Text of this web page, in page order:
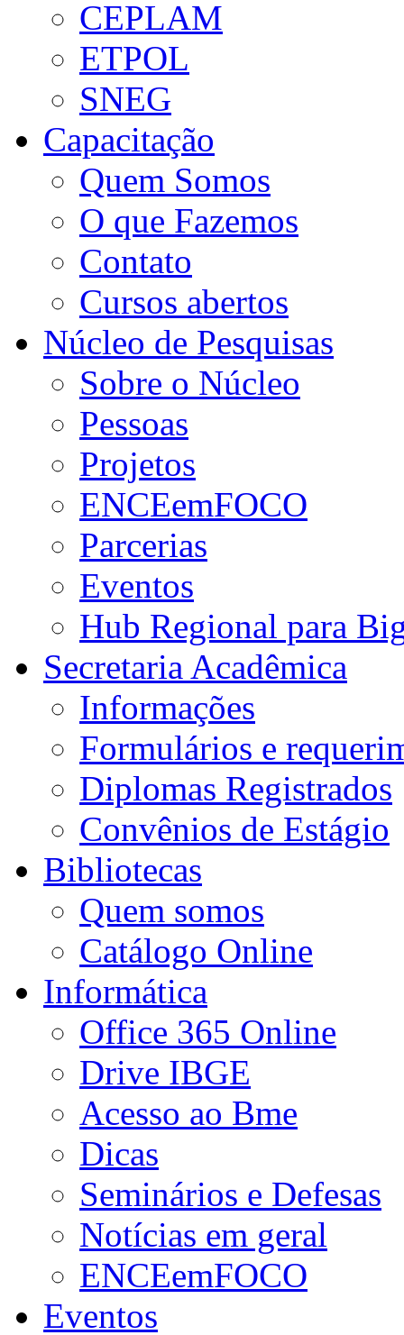
CEPLAM
ETPOL
SNEG
Capacitação
Quem Somos
O que Fazemos
Contato
Cursos abertos
Núcleo de Pesquisas
Sobre o Núcleo
Pessoas
Projetos
ENCEemFOCO
Parcerias
Eventos
Hub Regional para
Secretaria Acadêmica
Informações
Formulários e
Diplomas Registrados
Convênios de Estágio
Bibliotecas
Quem somos
Catálogo Online
Informática
Office 365 Online
Drive IBGE
Acesso ao Bme
Dicas
Seminários e Defesas
Notícias em geral
ENCEemFOCO
Eventos